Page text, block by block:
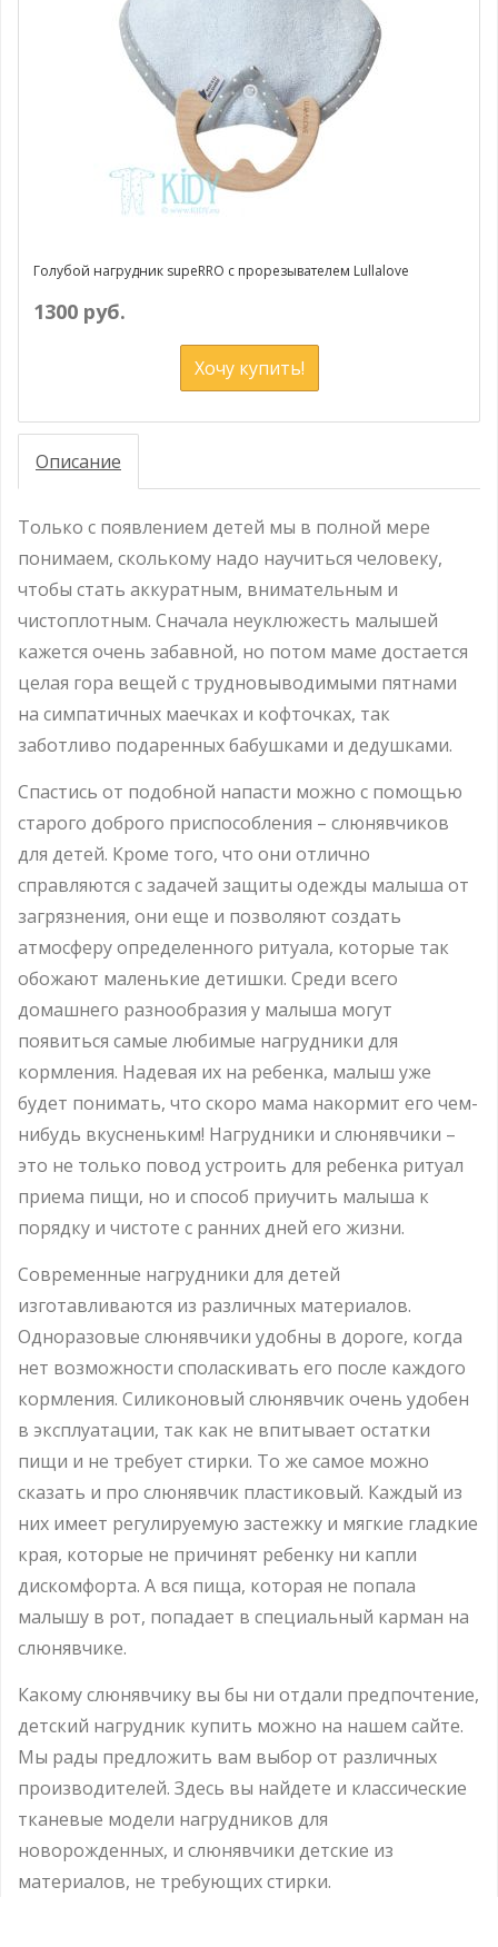
Голубой нагрудник supeRRO с прорезывателем Lullalove
1300 руб.
Хочу купить!
Описание
Только с появлением детей мы в полной мере
понимаем, сколькому надо научиться человеку,
чтобы стать аккуратным, внимательным и
чистоплотным. Сначала неуклюжесть малышей
кажется очень забавной, но потом маме достается
целая гора вещей с трудновыводимыми пятнами
на симпатичных маечках и кофточках, так
заботливо подаренных бабушками и дедушками.
Спастись от подобной напасти можно с помощью
старого доброго приспособления – слюнявчиков
для детей. Кроме того, что они отлично
справляются с задачей защиты одежды малыша от
загрязнения, они еще и позволяют создать
атмосферу определенного ритуала, которые так
обожают маленькие детишки. Среди всего
домашнего разнообразия у малыша могут
появиться самые любимые нагрудники для
кормления. Надевая их на ребенка, малыш уже
будет понимать, что скоро мама накормит его чем-
нибудь вкусненьким! Нагрудники и слюнявчики –
это не только повод устроить для ребенка ритуал
приема пищи, но и способ приучить малыша к
порядку и чистоте с ранних дней его жизни.
Современные нагрудники для детей
изготавливаются из различных материалов.
Одноразовые слюнявчики удобны в дороге, когда
нет возможности споласкивать его после каждого
кормления. Силиконовый слюнявчик очень удобен
в эксплуатации, так как не впитывает остатки
пищи и не требует стирки. То же самое можно
сказать и про слюнявчик пластиковый. Каждый из
них имеет регулируемую застежку и мягкие гладкие
края, которые не причинят ребенку ни капли
дискомфорта. А вся пища, которая не попала
малышу в рот, попадает в специальный карман на
слюнявчике.
Какому слюнявчику вы бы ни отдали предпочтение,
детский нагрудник купить можно на нашем сайте.
Мы рады предложить вам выбор от различных
производителей. Здесь вы найдете и классические
тканевые модели нагрудников для
новорожденных, и слюнявчики детские из
материалов, не требующих стирки.